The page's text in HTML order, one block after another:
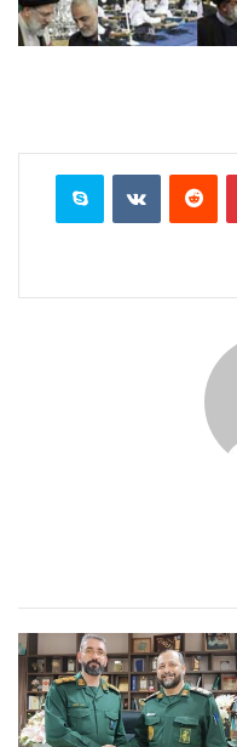
‫پین‌ترست‫رددیت ‫VKontakteاسکایپ